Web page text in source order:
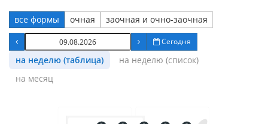
все формы очная заочная и очно-заочная
Сегодня
на неделю (таблица)
на неделю (список)
на месяц